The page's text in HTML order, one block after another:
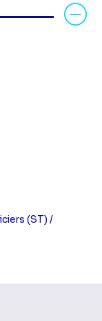
Matin
(ST) /
diffusion